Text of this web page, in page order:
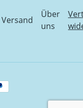
Versand
Über
uns